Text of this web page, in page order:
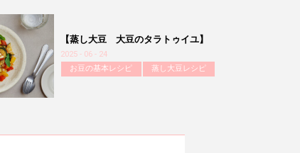
【蒸し大豆 大豆のタラトゥイユ】
2025 - 06 - 24
お豆の基本レシピ
蒸し大豆レシピ